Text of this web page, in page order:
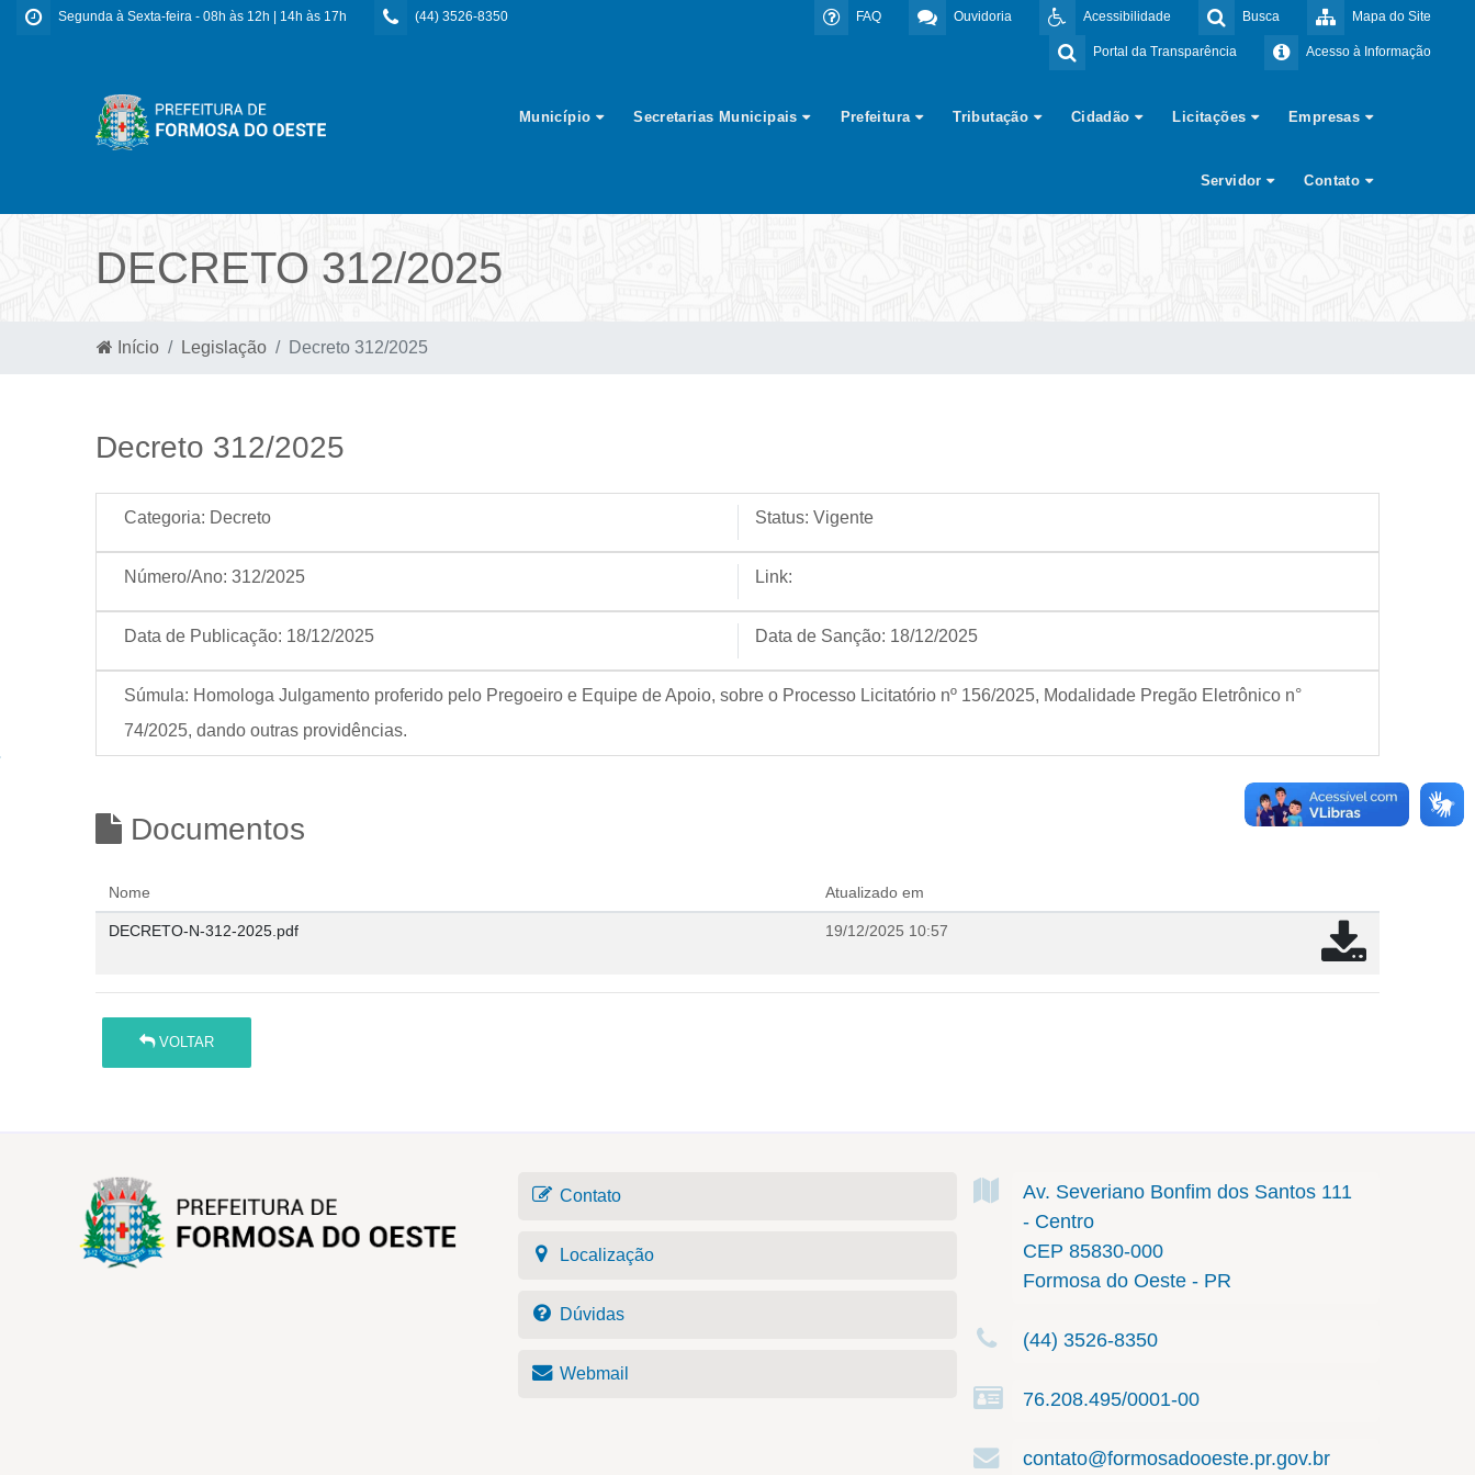
Segunda à Sexta-feira - 08h às 12h | 14h às 17h (44) 3526-8350 Mapa do Site
Busca
Acessibilidade
Ouvidoria
FAQ
Acesso à Informação
Portal da Transparência
Município Secretarias Municipais Prefeitura Tributação Cidadão Licitações Empresas
Servidor Contato
DECRETO 312/2025
Início Legislação Decreto 312/2025
Decreto 312/2025
Categoria: Decreto Status: Vigente
Número/Ano: 312/2025 Link:
Data de Publicação: 18/12/2025 Data de Sanção: 18/12/2025
Súmula: Homologa Julgamento proferido pelo Pregoeiro e Equipe de Apoio, sobre o Processo Licitatório nº 156/2025, Modalidade Pregão Eletrônico n°
74/2025, dando outras providências.
Documentos
Nome Atualizado em
DECRETO-N-312-2025.pdf 19/12/2025 10:57
VOLTAR
Contato
Localização
Dúvidas
Webmail
Av. Severiano Bonfim dos Santos 111
- Centro
CEP 85830-000
Formosa do Oeste - PR
(44) 3526-8350
76.208.495/0001-00
contato@formosadooeste.pr.gov.br